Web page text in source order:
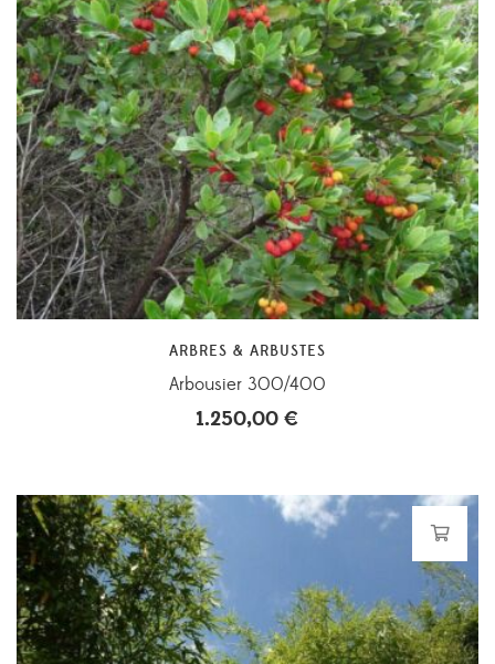
ARBRES & ARBUSTES
Arbousier 300/400
1.250,00 €